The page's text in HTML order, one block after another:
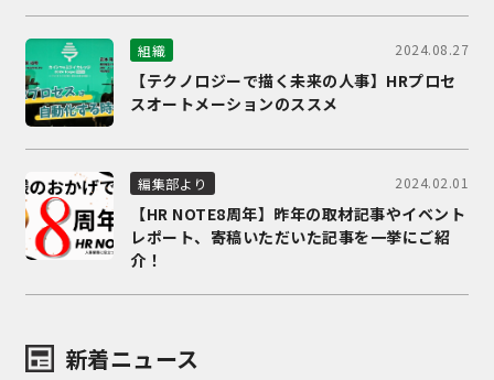
組織 2024.08.27
【テクノロジーで描く未来の人事】HRプロセ
スオートメーションのススメ
編集部より 2024.02.01
【HR NOTE8周年】昨年の取材記事やイベント
レポート、寄稿いただいた記事を一挙にご紹
介！
新着ニュース